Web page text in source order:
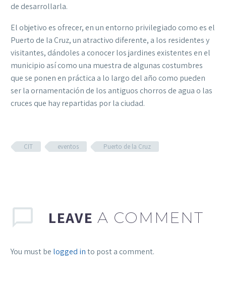
de desarrollarla.
El objetivo es ofrecer, en un entorno privilegiado como es el
Puerto de la Cruz, un atractivo diferente, a los residentes y
visitantes, dándoles a conocer los jardines existentes en el
municipio así como una muestra de algunas costumbres
que se ponen en práctica a lo largo del año como pueden
ser la ornamentación de los antiguos chorros de agua o las
cruces que hay repartidas por la ciudad.
CIT eventos Puerto de la Cruz
LEAVE A COMMENT
You must be logged into post a comment.